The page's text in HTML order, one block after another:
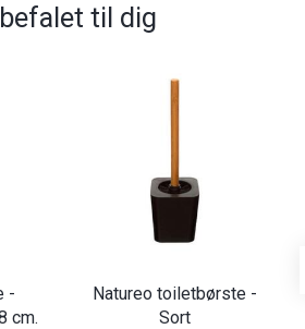
til dig
-
cm.
Natureo toiletbørste -
Sort